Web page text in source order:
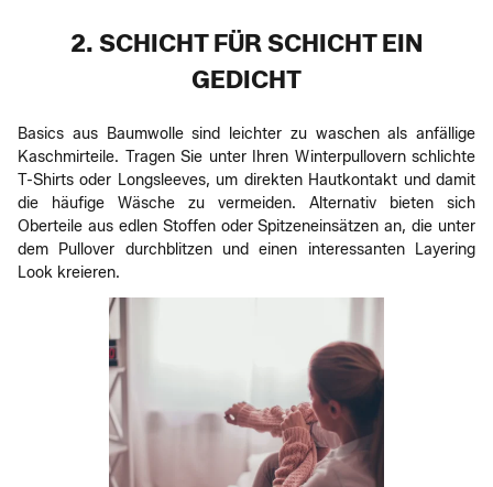
2. SCHICHT FÜR SCHICHT EIN
GEDICHT
Basics aus Baumwolle sind leichter zu waschen als anfällige
Kaschmirteile. Tragen Sie unter Ihren Winterpullovern schlichte
T-Shirts oder Longsleeves, um direkten Hautkontakt und damit
die häufige Wäsche zu vermeiden. Alternativ bieten sich
Oberteile aus edlen Stoffen oder Spitzeneinsätzen an, die unter
dem Pullover durchblitzen und einen interessanten Layering
Look kreieren.